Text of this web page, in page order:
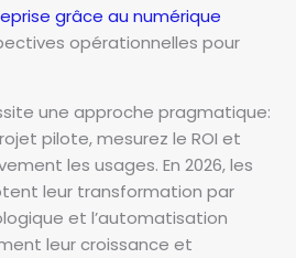
grâce au numérique
opérationnelles pour
une approche pragmatique:
pilote, mesurez le ROI et
les usages. En 2026, les
leur transformation par
et l’automatisation
leur croissance et